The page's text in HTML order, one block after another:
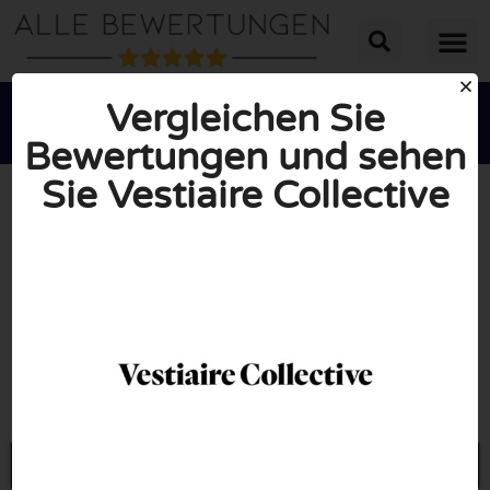
  
Vergleichen Sie
Bewertungen und sehen
Sie Vestiaire Collective